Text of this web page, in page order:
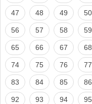
47 48 49 50
56 57 58 59
65 66 67 68
74 75 76 77
83 84 85 86
92 93 94 95